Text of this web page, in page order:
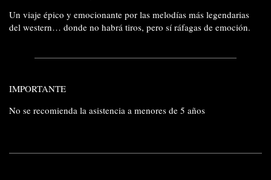
Un viaje épico y emocionante por las melodías más legendarias
del western… donde no habrá tiros, pero sí ráfagas de emoción.
IMPORTANTE
No se recomienda la asistencia a menores de 5 años